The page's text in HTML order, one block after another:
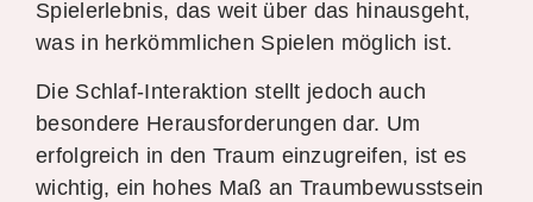
Spielerlebnis, das weit über das hinausgeht,
was in herkömmlichen Spielen möglich ist.
Die Schlaf-Interaktion stellt jedoch auch
besondere Herausforderungen dar. Um
erfolgreich in den Traum einzugreifen, ist es
wichtig, ein hohes Maß an Traumbewusstsein